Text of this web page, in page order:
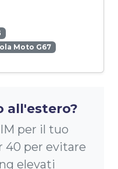
Moto G67
all'estero?
per il tuo
40 per evitare
elevati